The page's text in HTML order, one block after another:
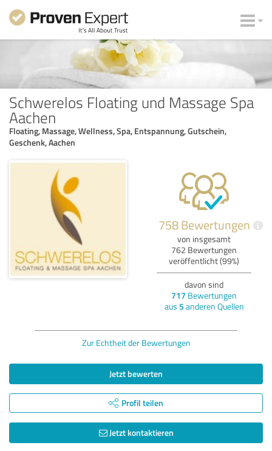
Schwerelos Floating und Massage Spa
Aachen
Floating, Massage, Wellness, Spa, Entspannung, Gutschein,
Geschenk, Aachen
758 Bewertungen i
von insgesamt
762 Bewertungen
veröffentlicht (99%)
davon sind
717 Bewertungen
aus 5 anderen Quellen
Zur Echtheit der Bewertungen
Jetzt bewerten
Profil teilen
Jetzt kontaktieren